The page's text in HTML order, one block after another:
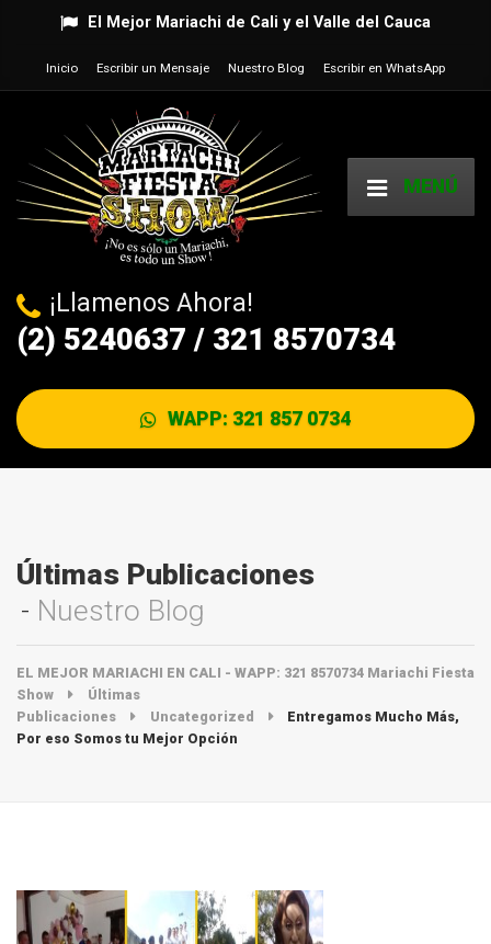
El Mejor Mariachi de Cali y el Valle del Cauca
Inicio Escribir un Mensaje Nuestro Blog Escribir en WhatsApp
MENÚ
¡Llamenos Ahora!
(2) 5240637 / 321 8570734
WAPP: 321 857 0734
Últimas Publicaciones
Nuestro Blog
EL MEJOR MARIACHI EN CALI - WAPP: 321 8570734 Mariachi Fiesta
Show
Últimas
Publicaciones
Uncategorized
Entregamos Mucho Más,
Por eso Somos tu Mejor Opción